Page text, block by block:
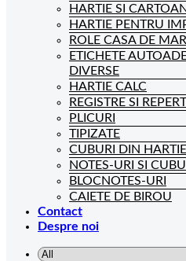
HARTIE SI
HARTIE PENTRU
ROLE CASA DE
ETICHETE
DIVERSE
HARTIE CALC
REGISTRE SI
PLICURI
TIPIZATE
CUBURI DIN HARTIE
NOTES-URI SI
BLOCNOTES-URI
CAIETE DE BIROU
Contact
Despre noi